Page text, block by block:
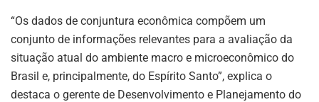
“Os dados de conjuntura econômica compõem um
conjunto de informações relevantes para a avaliação da
situação atual do ambiente macro e microeconômico do
Brasil e, principalmente, do Espírito Santo”, explica o
destaca o gerente de Desenvolvimento e Planejamento do